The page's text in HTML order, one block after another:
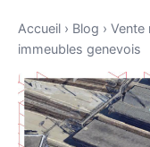
Accueil › Blog › Vente
immeubles genevois